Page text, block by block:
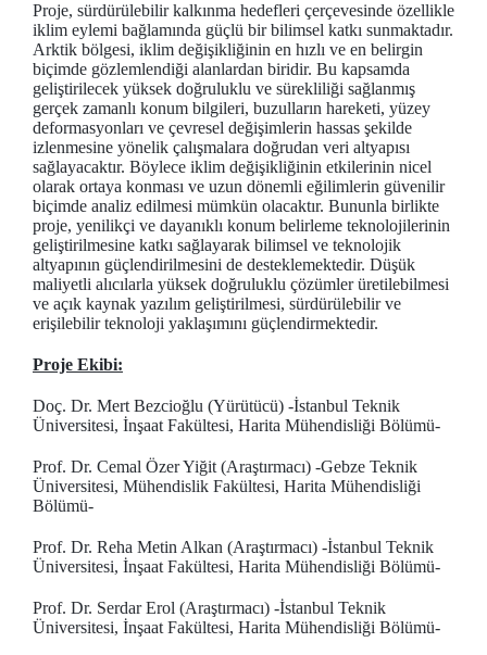
Proje, sürdürülebilir kalkınma hedefleri çerçevesinde özellikle
iklim eylemi bağlamında güçlü bir bilimsel katkı sunmaktadır.
Arktik bölgesi, iklim değişikliğinin en hızlı ve en belirgin
biçimde gözlemlendiği alanlardan biridir. Bu kapsamda
geliştirilecek yüksek doğruluklu ve sürekliliği sağlanmış
gerçek zamanlı konum bilgileri, buzulların hareketi, yüzey
deformasyonları ve çevresel değişimlerin hassas şekilde
izlenmesine yönelik çalışmalara doğrudan veri altyapısı
sağlayacaktır. Böylece iklim değişikliğinin etkilerinin nicel
olarak ortaya konması ve uzun dönemli eğilimlerin güvenilir
biçimde analiz edilmesi mümkün olacaktır. Bununla birlikte
proje, yenilikçi ve dayanıklı konum belirleme teknolojilerinin
geliştirilmesine katkı sağlayarak bilimsel ve teknolojik
altyapının güçlendirilmesini de desteklemektedir. Düşük
maliyetli alıcılarla yüksek doğruluklu çözümler üretilebilmesi
ve açık kaynak yazılım geliştirilmesi, sürdürülebilir ve
erişilebilir teknoloji yaklaşımını güçlendirmektedir.
Proje Ekibi:
Doç. Dr. Mert Bezcioğlu (Yürütücü) -İstanbul Teknik
Üniversitesi, İnşaat Fakültesi, Harita Mühendisliği Bölümü-
Prof. Dr. Cemal Özer Yiğit (Araştırmacı) -Gebze Teknik
Üniversitesi, Mühendislik Fakültesi, Harita Mühendisliği
Bölümü-
Prof. Dr. Reha Metin Alkan (Araştırmacı) -İstanbul Teknik
Üniversitesi, İnşaat Fakültesi, Harita Mühendisliği Bölümü-
Prof. Dr. Serdar Erol (Araştırmacı) -İstanbul Teknik
Üniversitesi, İnşaat Fakültesi, Harita Mühendisliği Bölümü-